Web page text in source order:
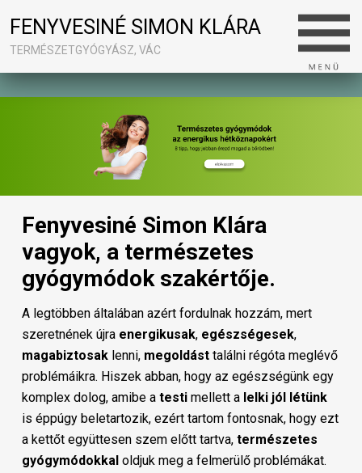
FENYVESINÉ SIMON KLÁRA
TERMÉSZETGYÓGYÁSZ, VÁC
Fenyvesiné Simon Klára
vagyok, a természetes
gyógymódok szakértője.
A legtöbben általában azért fordulnak hozzám, mert
szeretnének újra energikusak, egészségesek,
magabiztosak lenni, megoldást találni régóta meglévő
problémáikra. Hiszek abban, hogy az egészségünk egy
komplex dolog, amibe a testi mellett a lelki jól létünk
is éppúgy beletartozik, ezért tartom fontosnak, hogy ezt
a kettőt együttesen szem előtt tartva, természetes
gyógymódokkal oldjuk meg a felmerülő problémákat.